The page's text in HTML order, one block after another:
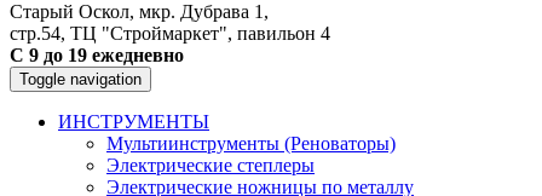
Старый Оскол, мкр. Дубрава 1,
стр.54, ТЦ "Строймаркет", павильон 4
С 9 до 19 ежедневно
Toggle navigation
ИНСТРУМЕНТЫ
Мультиинструменты (Реноваторы)
Электрические степлеры
Электрические ножницы по металлу